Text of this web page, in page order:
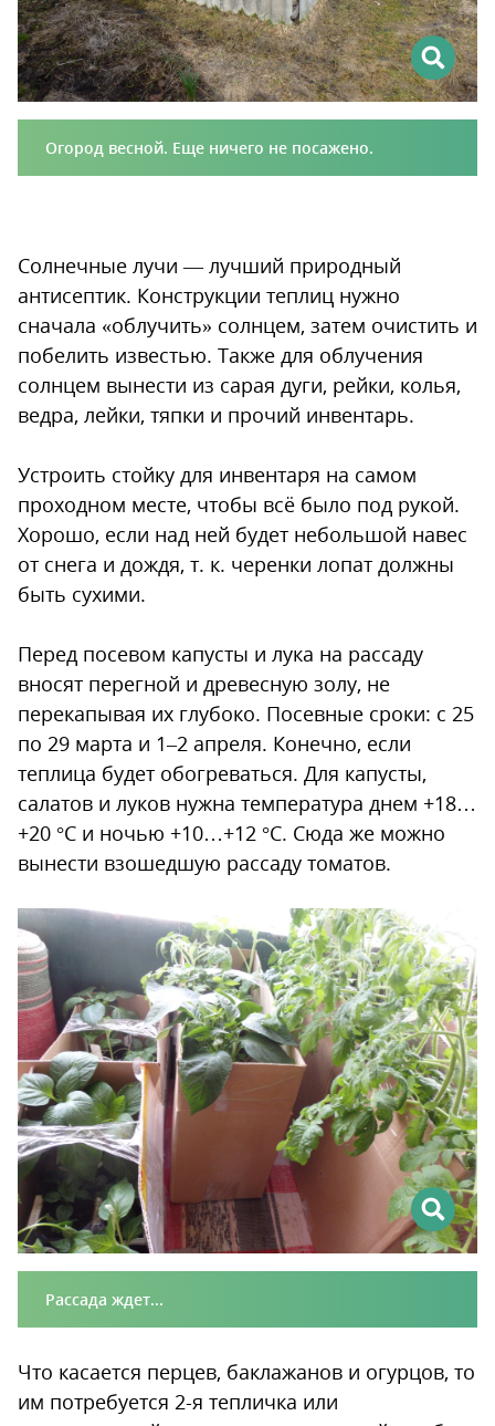
Огород весной. Еще ничего не посажено.
Солнечные лучи — лучший природный
антисептик. Конструкции теплиц нужно
сначала «облучить» солнцем, затем очистить и
побелить известью. Также для облучения
солнцем вынести из сарая дуги, рейки, колья,
ведра, лейки, тяпки и прочий инвентарь.
Устроить стойку для инвентаря на самом
проходном месте, чтобы всё было под рукой.
Хорошо, если над ней будет небольшой навес
от снега и дождя, т. к. черенки лопат должны
быть сухими.
Перед посевом капусты и лука на рассаду
вносят перегной и древесную золу, не
перекапывая их глубоко. Посевные сроки: с 25
по 29 марта и 1–2 апреля. Конечно, если
теплица будет обогреваться. Для капусты,
салатов и луков нужна температура днем +18…
+20 °С и ночью +10…+12 °С. Сюда же можно
вынести взошедшую рассаду томатов.
Рассада ждет...
Что касается перцев, баклажанов и огурцов, то
им потребуется 2-я тепличка или